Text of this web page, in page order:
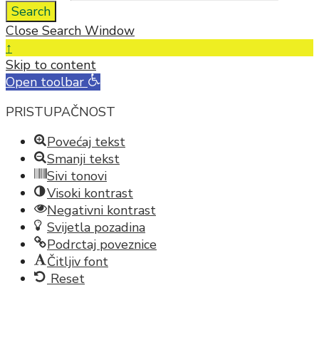
Search
Close Search Window
↑
Skip to content
Open toolbar
PRISTUPAČNOST
Povećaj tekst
Smanji tekst
Sivi tonovi
Visoki kontrast
Negativni kontrast
Svijetla pozadina
Podrctaj poveznice
Čitljiv font
Reset